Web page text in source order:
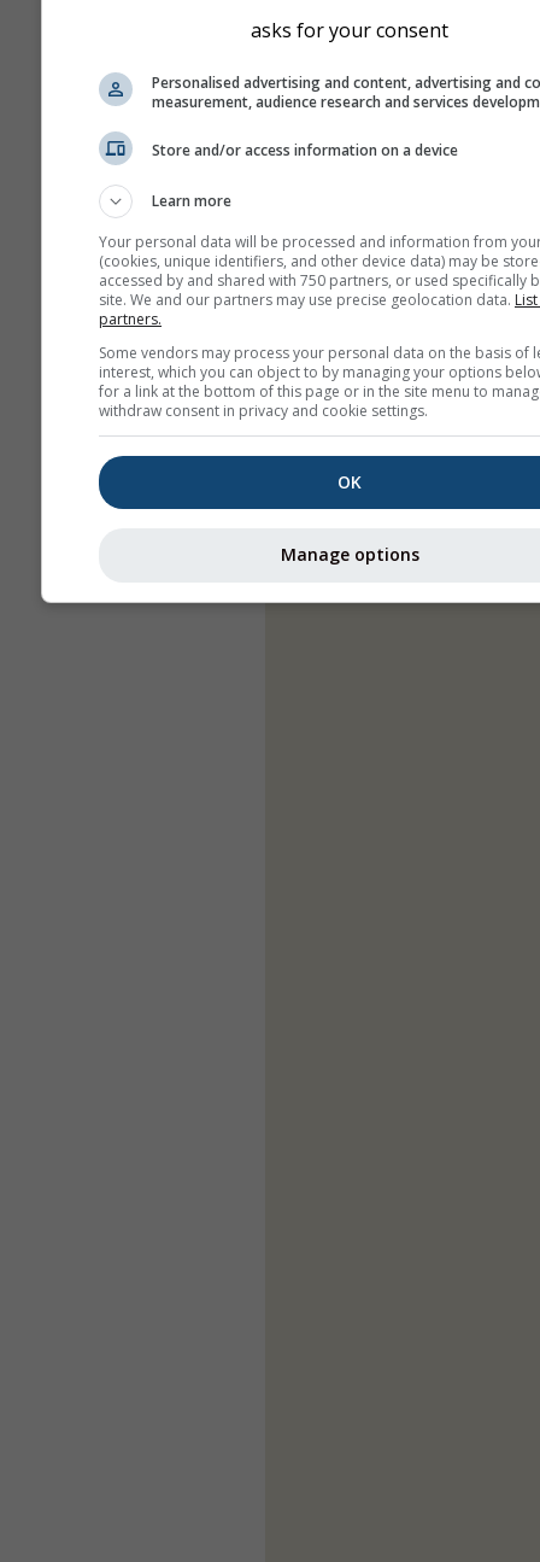
asks for your consent
Personalised advertising and content, advertising and
measurement, audience research and services
Store and/or access information on a device
Learn more
Your personal data will be processed and information from
(cookies, unique identifiers, and other device data) may be
accessed by and shared with 750 partners, or used specifically
site. We and our partners may use precise geolocation data.
partners.
Some vendors may process your personal data on the basis of
interest, which you can object to by managing your options
for a link at the bottom of this page or in the site menu to
withdraw consent in privacy and cookie settings.
OK
Manage options